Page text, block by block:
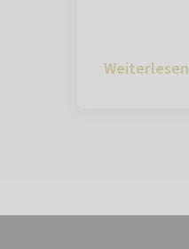
Weiterlesen